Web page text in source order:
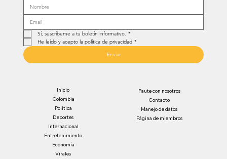
Sí, suscríbeme a tu boletín informativo. *
He leído y acepto la política de privacidad *
Enviar
Inicio
Colombia
Política
Deportes
Internacional
Entretenimiento
Economía
Virales
Paute con nosotros
Contacto
Manejo de datos
Página de miembros